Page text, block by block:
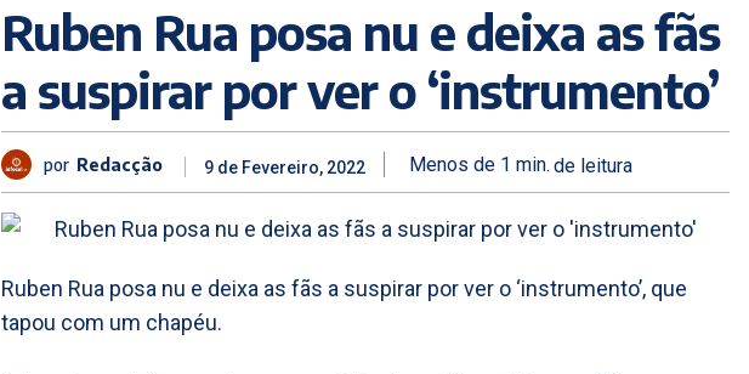
Ruben Rua posa nu e deixa as fãs
a suspirar por ver o ‘instrumento’
por Redacção 9 de Fevereiro, 2022 Menos de 1 min. de leitura
Ruben Rua posa nu e deixa as fãs a suspirar por ver o ‘instrumento’, que
tapou com um chapéu.